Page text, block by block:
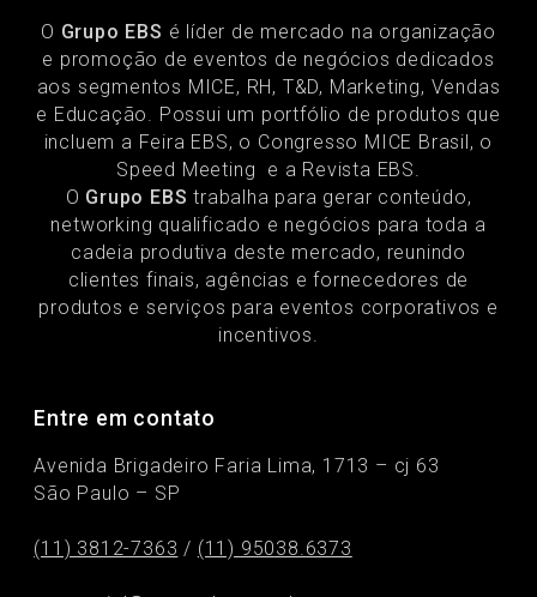
O Grupo EBS é líder de mercado na organização
e promoção de eventos de negócios dedicados
aos segmentos MICE, RH, T&D, Marketing, Vendas
e Educação. Possui um portfólio de produtos que
incluem a Feira EBS, o Congresso MICE Brasil, o
Speed Meeting e a Revista EBS.
O Grupo EBS trabalha para gerar conteúdo,
networking qualificado e negócios para toda a
cadeia produtiva deste mercado, reunindo
clientes finais, agências e fornecedores de
produtos e serviços para eventos corporativos e
incentivos.
Entre em contato
Avenida Brigadeiro Faria Lima, 1713 – cj 63
São Paulo – SP
(11) 3812-7363 / (11) 95038.6373